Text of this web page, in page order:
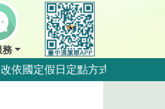
務
依國定假日定點方式收運。
收運。